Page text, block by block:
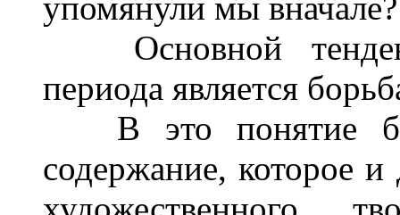
Основной
периода является
В это понятие
содержание, которое